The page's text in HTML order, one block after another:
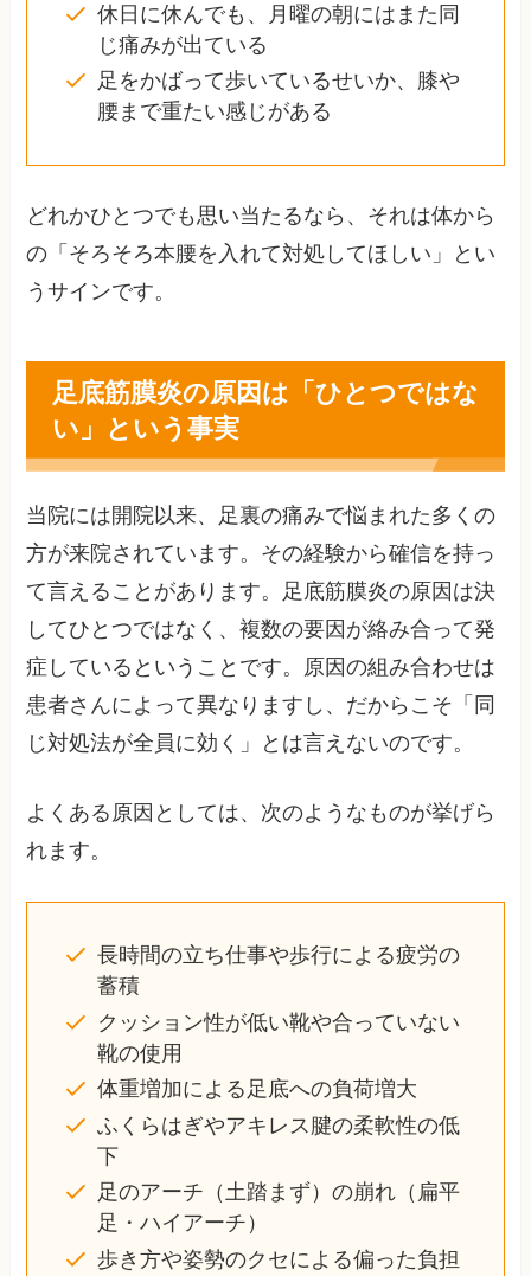
休日に休んでも、月曜の朝にはまた同
じ痛みが出ている
足をかばって歩いているせいか、膝や
腰まで重たい感じがある
どれかひとつでも思い当たるなら、それは体から
の「そろそろ本腰を入れて対処してほしい」とい
うサインです。
足底筋膜炎の原因は「ひとつではな
い」という事実
当院には開院以来、足裏の痛みで悩まれた多くの
方が来院されています。その経験から確信を持っ
て言えることがあります。足底筋膜炎の原因は決
してひとつではなく、複数の要因が絡み合って発
症しているということです。原因の組み合わせは
患者さんによって異なりますし、だからこそ「同
じ対処法が全員に効く」とは言えないのです。
よくある原因としては、次のようなものが挙げら
れます。
長時間の立ち仕事や歩行による疲労の
蓄積
クッション性が低い靴や合っていない
靴の使用
体重増加による足底への負荷増大
ふくらはぎやアキレス腱の柔軟性の低
下
足のアーチ（土踏まず）の崩れ（扁平
足・ハイアーチ）
歩き方や姿勢のクセによる偏った負担